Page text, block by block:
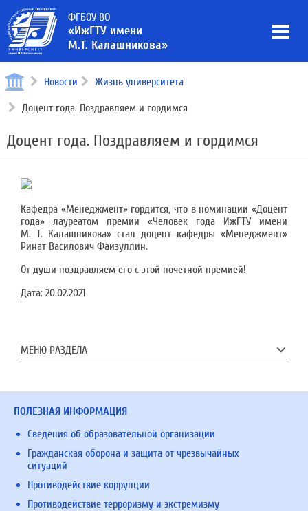
ФГБОУ ВО
«ИжГТУ имени
М.Т. Калашникова»
Новости Жизнь университета
Доцент года. Поздравляем и гордимся
Доцент года. Поздравляем и гордимся
Кафедра «Менеджмент» гордится, что в номинации «Доцент
года» лауреатом премии «Человек года ИжГТУ имени
М. Т. Калашникова» стал доцент кафедры «Менеджмент»
Ринат Василович Файзуллин.
От души поздравляем его с этой почетной премией!
Дата: 20.02.2021
МЕНЮ РАЗДЕЛА
ПОЛЕЗНАЯ ИНФОРМАЦИЯ
Сведения об образовательной организации
Гражданская оборона и защита от чрезвычайных
ситуаций
Противодействие коррупции
Противодействие терроризму и экстремизму